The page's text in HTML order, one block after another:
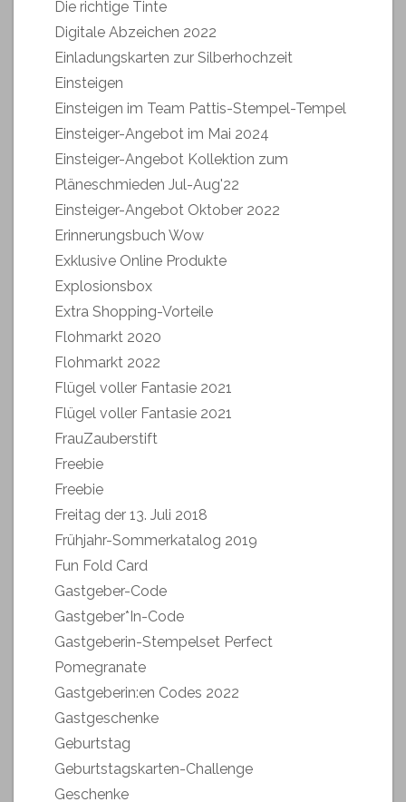
Die richtige Tinte
Digitale Abzeichen 2022
Einladungskarten zur Silberhochzeit
Einsteigen
Einsteigen im Team Pattis-Stempel-Tempel
Einsteiger-Angebot im Mai 2024
Einsteiger-Angebot Kollektion zum
Pläneschmieden Jul-Aug'22
Einsteiger-Angebot Oktober 2022
Erinnerungsbuch Wow
Exklusive Online Produkte
Explosionsbox
Extra Shopping-Vorteile
Flohmarkt 2020
Flohmarkt 2022
Flügel voller Fantasie 2021
Flügel voller Fantasie 2021
FrauZauberstift
Freebie
Freebie
Freitag der 13. Juli 2018
Frühjahr-Sommerkatalog 2019
Fun Fold Card
Gastgeber-Code
Gastgeber*In-Code
Gastgeberin-Stempelset Perfect
Pomegranate
Gastgeberin:en Codes 2022
Gastgeschenke
Geburtstag
Geburtstagskarten-Challenge
Geschenke